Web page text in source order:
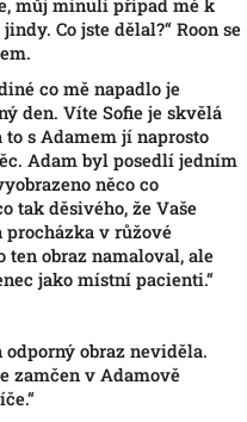
můj minulí případ mě k
Co jste dělal?“ Roon se
co mě napadlo je
den. Víte Sofie je skvělá
to s Adamem jí naprosto
Adam byl posedlí jedním
něco co
tak děsivého, že Vaše
v růžové
ten obraz namaloval, ale
jako místní pacienti.“
obraz neviděla.
zamčen v Adamově